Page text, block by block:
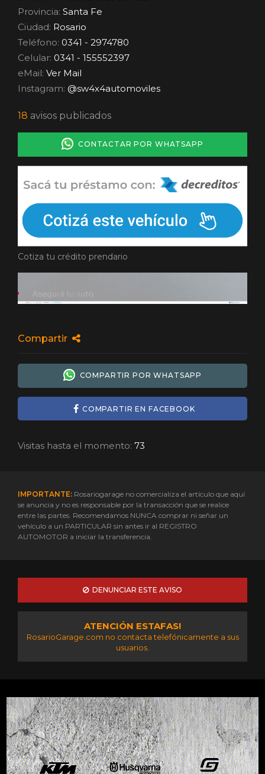
Provincia: Santa Fe
Ciudad: Rosario
Teléfono: 0341 - 2974780
Celular: 0341 - 155552397
eMail: Ver Mail
Instagram: @sw4x4automoviles
18 avisos publicados
CONTACTAR POR WHATSAPP
Cotiza tu crédito prendario
Compartir
COMPARTIR POR WHATSAPP
COMPARTIR EN FACEBOOK
Visitas hasta el momento: 73
IMPORTANTE: Rosariogarage no comercializa el artículo que aquí
se anuncia y no es responsable por la transacción que se realice
entre las partes. Recomendamos NUNCA comprar ni señar un
vehículo a un PARTICULAR sin antes ir al REGISTRO
AUTOMOTOR a iniciar la transferencia.
DENUNCIAR ESTE AVISO
ATENCIÓN ESTAFAS!
RosarioGarage.com no contacta telefónicamente a sus
usuarios.